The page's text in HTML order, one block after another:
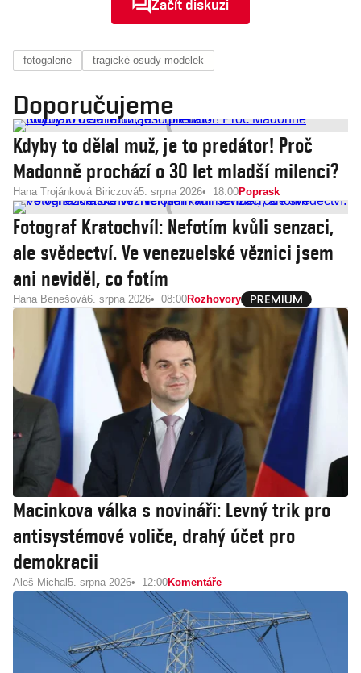
Začít diskuzi
fotogalerie tragické osudy modelek
Doporučujeme
Kdyby to dělal muž, je to predátor! Proč
Madonně prochází o 30 let mladší milenci?
Hana Trojánková Biriczová5. srpna 2026 18:00Poprask
Fotograf Kratochvíl: Nefotím kvůli senzaci,
ale svědectví. Ve venezuelské věznici jsem
ani neviděl, co fotím
Hana Benešová6. srpna 2026 08:00Rozhovory
Macinkova válka s novináři: Levný trik pro
antisystémové voliče, drahý účet pro
demokracii
Aleš Michal 5. srpna 2026 12:00Komentáře